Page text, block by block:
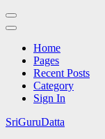
Home
Pages
Recent Posts
Category
Sign In
Skip
SriGuruDatta